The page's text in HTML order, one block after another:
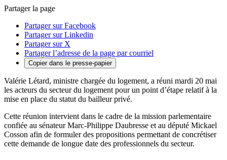
Partager la page
Partager sur Facebook
Partager sur Linkedin
Partager sur X
Partager l’adresse de la page par courriel
Copier dans le presse-papier
Valérie Létard, ministre chargée du logement, a réuni mardi 20 mai
les acteurs du secteur du logement pour un point d’étape relatif à la
mise en place du statut du bailleur privé.
Cette réunion intervient dans le cadre de la mission parlementaire
confiée au sénateur Marc-Philippe Daubresse et au député Mickael
Cosson afin de formuler des propositions permettant de concrétiser
cette demande de longue date des professionnels du secteur.